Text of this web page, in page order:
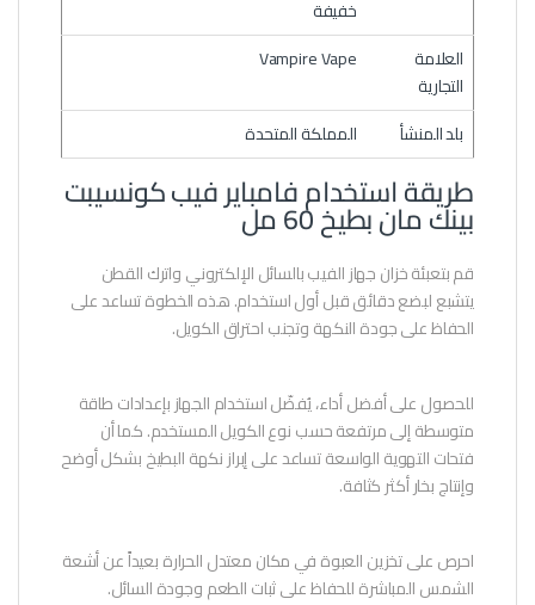
خفيفة
العلامة
التجارية
Vampire Vape
بلد المنشأ المملكة المتحدة
طريقة استخدام فامباير فيب كونسيبت
بينك مان بطيخ 60 مل
قم بتعبئة خزان جهاز الفيب بالسائل الإلكتروني واترك القطن
يتشبع لبضع دقائق قبل أول استخدام. هذه الخطوة تساعد على
الحفاظ على جودة النكهة وتجنب احتراق الكويل.
للحصول على أفضل أداء، يُفضّل استخدام الجهاز بإعدادات طاقة
متوسطة إلى مرتفعة حسب نوع الكويل المستخدم. كما أن
فتحات التهوية الواسعة تساعد على إبراز نكهة البطيخ بشكل أوضح
وإنتاج بخار أكثر كثافة.
احرص على تخزين العبوة في مكان معتدل الحرارة بعيداً عن أشعة
الشمس المباشرة للحفاظ على ثبات الطعم وجودة السائل.